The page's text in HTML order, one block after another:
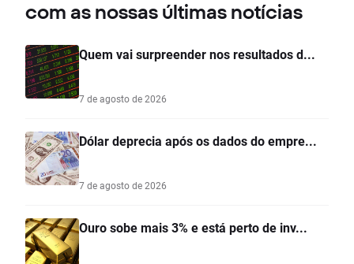
com as nossas últimas notícias
Quem vai surpreender nos resultados d...
7 de agosto de 2026
Dólar deprecia após os dados do empre...
7 de agosto de 2026
Ouro sobe mais 3% e está perto de inv...